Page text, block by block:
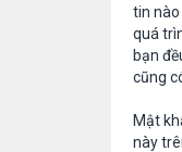
tin nào
quá
bạn
cũng
Mật
này